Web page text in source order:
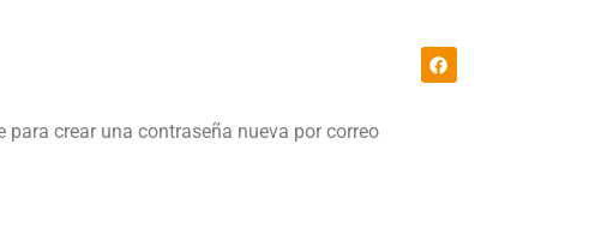
crear una contraseña nueva por correo